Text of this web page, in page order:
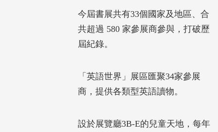
今屆書展共有33個國家及地區、合
共超過 580 家參展商參與，打破歷
屆紀錄。
「英語世界」展區匯聚34家參展
商，提供各類型英語讀物。
設於展覽廳3B-E的兒童天地，每年